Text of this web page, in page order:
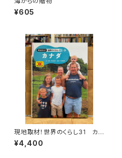
¥605
現地取材！世界のくらし31 カナ
ダ
¥4,400